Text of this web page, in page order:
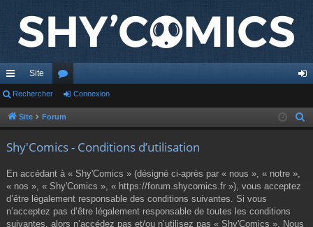
cc
ès
de
Site
or
u ne
Rechercher Connexion
Site Forum
Shy'Comics - Conditions d’utilisation
En accédant à « Shy'Comics » (désigné ci-après par « nous », « notre »,
« nos », « Shy'Comics », « https://forum.shycomics.fr »), vous acceptez
d’être légalement responsable des conditions suivantes. Si vous
n’acceptez pas d’être légalement responsable de toutes les conditions
suivantes, alors n’accédez pas et/ou n’utilisez pas « Shy'Comics ». Nous